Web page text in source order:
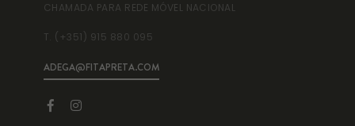
CHAMADA PARA REDE MÓVEL NACIONAL
T. (+351) 915 880 095
ADEGA@FITAPRETA.COM